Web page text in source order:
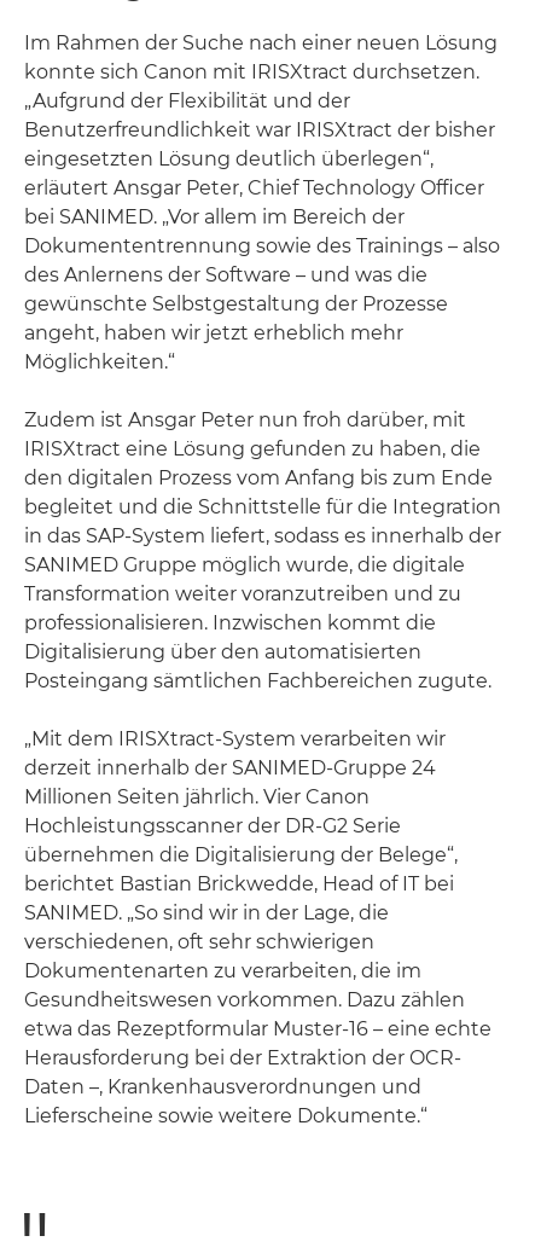
Im Rahmen der Suche nach einer neuen Lösung
konnte sich Canon mit IRISXtract durchsetzen.
„Aufgrund der Flexibilität und der
Benutzerfreundlichkeit war IRISXtract der bisher
eingesetzten Lösung deutlich überlegen“,
erläutert Ansgar Peter, Chief Technology Officer
bei SANIMED. „Vor allem im Bereich der
Dokumententrennung sowie des Trainings – also
des Anlernens der Software – und was die
gewünschte Selbstgestaltung der Prozesse
angeht, haben wir jetzt erheblich mehr
Möglichkeiten.“
Zudem ist Ansgar Peter nun froh darüber, mit
IRISXtract eine Lösung gefunden zu haben, die
den digitalen Prozess vom Anfang bis zum Ende
begleitet und die Schnittstelle für die Integration
in das SAP-System liefert, sodass es innerhalb der
SANIMED Gruppe möglich wurde, die digitale
Transformation weiter voranzutreiben und zu
professionalisieren. Inzwischen kommt die
Digitalisierung über den automatisierten
Posteingang sämtlichen Fachbereichen zugute.
„Mit dem IRISXtract-System verarbeiten wir
derzeit innerhalb der SANIMED-Gruppe 24
Millionen Seiten jährlich. Vier Canon
Hochleistungsscanner der DR-G2 Serie
übernehmen die Digitalisierung der Belege“,
berichtet Bastian Brickwedde, Head of IT bei
SANIMED. „So sind wir in der Lage, die
verschiedenen, oft sehr schwierigen
Dokumentenarten zu verarbeiten, die im
Gesundheitswesen vorkommen. Dazu zählen
etwa das Rezeptformular Muster-16 – eine echte
Herausforderung bei der Extraktion der OCR-
Daten –, Krankenhausverordnungen und
Lieferscheine sowie weitere Dokumente.“